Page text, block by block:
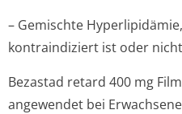
– Gemischte
kontraindiziert ist oder
Bezastad retard 400 mg
angewendet bei